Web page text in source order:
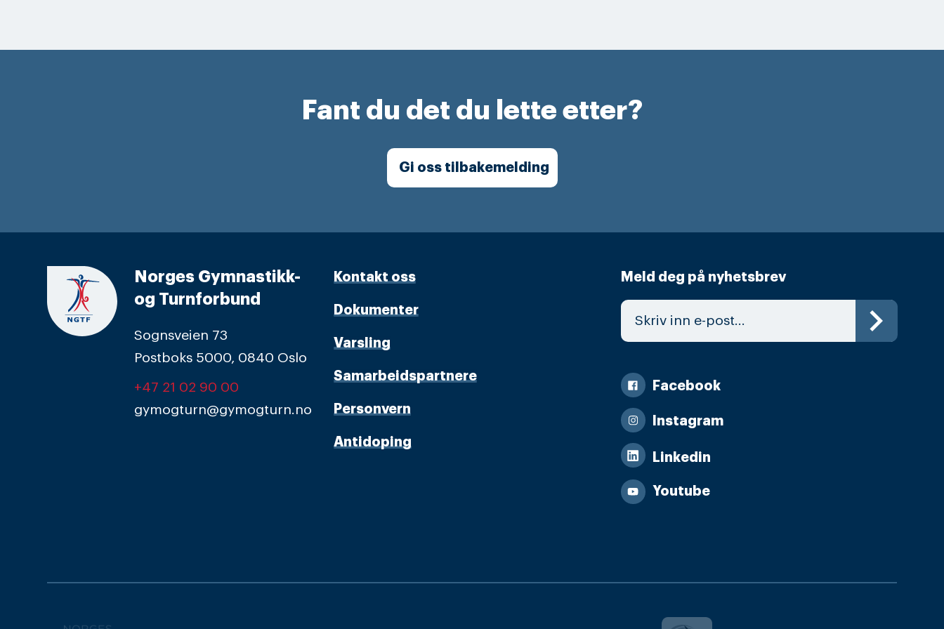
Fant du det du lette etter?
Gi oss tilbakemelding
Norges Gymnastikk-
og Turnforbund
Sognsveien 73
Postboks 5000, 0840 Oslo
+47 21 02 90 00
gymogturn@gymogturn.no
Kontakt oss
Dokumenter
Varsling
Samarbeidspartnere
Personvern
Antidoping
Meld deg på nyhetsbrev
Facebook
Instagram
Linkedin
Youtube